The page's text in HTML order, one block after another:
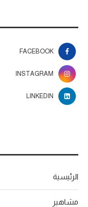
FACEBOOK
INSTAGRAM
LINKEDIN
الرئيسية
مشاهير